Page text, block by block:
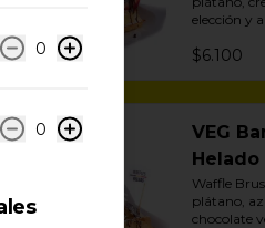
elección y
$6.100
VEG
Helado
Waffle
plátano,
chocolate
0
0